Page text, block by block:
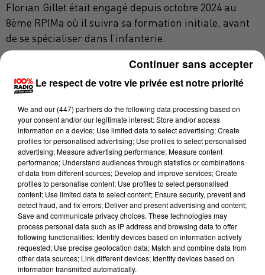
Florian Gillet était engagé depuis octobre 2024 au
8ème RPIMa où il suivra sa formation initiale, avant
de se spécialiser dans l’infanterie.
Avec d’excellents résultats, il obtient son brevet de
parachutiste en 2025 et intègre la 4ème compagnie
en tant que fantassin. C’est en avril 2025 que Florian
Gillet obtient la distinction de Soldat de 1ère classe.
Déployé au Liban depuis le 1er juin dernier, en tant
qu’aide-moniteur de combat d’infanterie, il
participait à une mission de partenariat militaire au
profit de l’armée Libanaise.
DERNIÈRES ACTUALITÉS
ACTUALITÉS OCCITANIE ACTUALITÉS
Le respect de votre vie privée est notre priorité
We and our (447) partnersdo the following data processing based on
your consent and/or our legitimate interest: Store and/or access
information on a device; Use limited data to select advertising; Create
profiles for personalised advertising; Use profiles to select personalised
advertising; Measure advertising performance; Measure content
performance; Understand audiences through statistics or combinations
of data from different sources; Develop and improve services; Create
profiles to personalise content; Use profiles to select personalised
content; Use limited data to select content; Ensure security, prevent and
detect fraud, and fix errors; Deliver and present advertising and content;
Save and communicate privacy choices. These technologies may
process personal data such as IP address and browsing data to offer
following functionalities: Identify devices based on information actively
requested; Use precise geolocation data; Match and combine data from
other data sources; Link different devices; Identify devices based on
information transmitted automatically.
Continuer sans accepter